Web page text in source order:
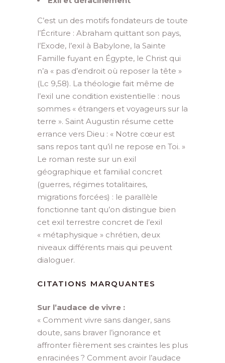
C’est un des motifs fondateurs de toute
l’Écriture : Abraham quittant son pays,
l’Exode, l’exil à Babylone, la Sainte
Famille fuyant en Égypte, le Christ qui
n’a « pas d’endroit où reposer la tête »
(Lc 9,58). La théologie fait même de
l’exil une condition existentielle : nous
sommes « étrangers et voyageurs sur la
terre ». Saint Augustin résume cette
errance vers Dieu : « Notre cœur est
sans repos tant qu’il ne repose en Toi. »
Le roman reste sur un exil
géographique et familial concret
(guerres, régimes totalitaires,
migrations forcées) : le parallèle
fonctionne tant qu’on distingue bien
cet exil terrestre concret de l’exil
« métaphysique » chrétien, deux
niveaux différents mais qui peuvent
dialoguer.
CITATIONS MARQUANTES
Sur l’audace de vivre :
« Comment vivre sans danger, sans
doute, sans braver l’ignorance et
affronter fièrement ses craintes les plus
enracinées ? Comment avoir l’audace